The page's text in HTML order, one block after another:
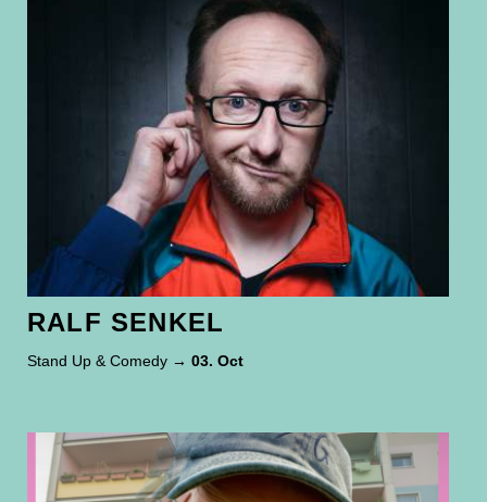
RALF SENKEL
Stand Up & Comedy → 03. Oct